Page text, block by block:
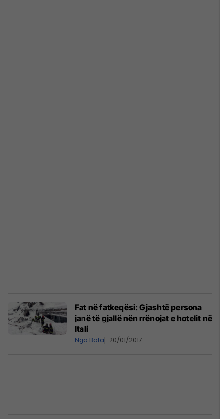
Fat në fatkeqësi: Gjashtë persona
janë të gjallë nën rrënojat e hotelit në
Itali
Nga Bota 20/01/2017